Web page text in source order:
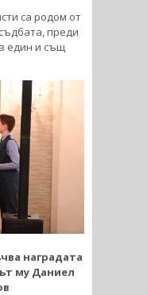
са родом от
преди
един и същ
наградата
му Даниел